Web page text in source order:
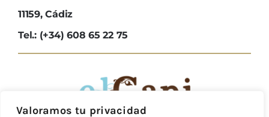
Valoramos tu privacidad
11159, Cádiz
Tel.: (+34) 608 65 22 75